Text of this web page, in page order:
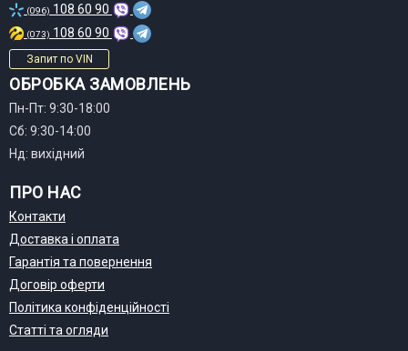
(096) 108 60 90
(073) 108 60 90
Запит по VIN
ОБРОБКА ЗАМОВЛЕНЬ
Пн-Пт: 9:30-18:00
Сб: 9:30-14:00
Нд: вихідний
ПРО НАС
Контакти
Доставка і оплата
Гарантія та повернення
Договір оферти
Політика конфіденційності
Статті та огляди